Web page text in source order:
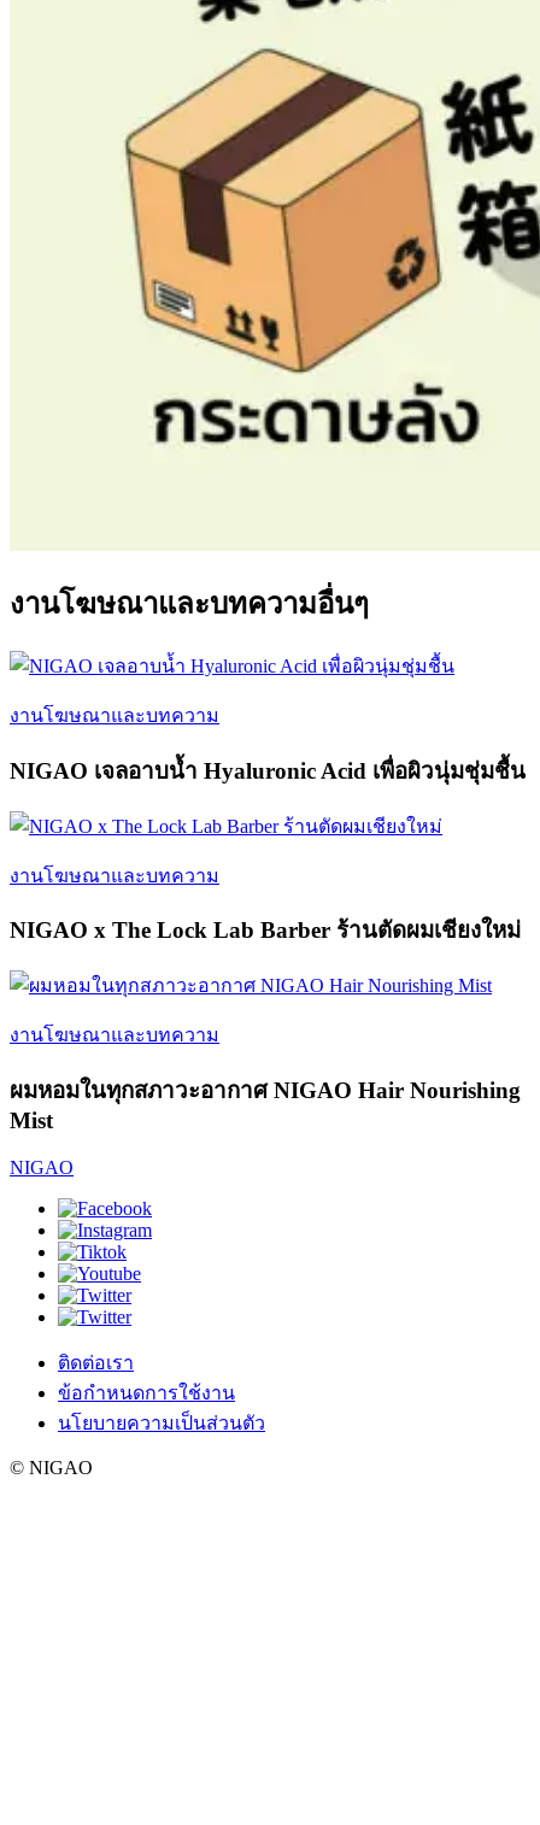
งานโฆษณาและบทความอื่นๆ
งานโฆษณาและบทความ
NIGAO เจลอาบน้ำ Hyaluronic Acid เพื่อผิวนุ่มชุ่มชื้น
งานโฆษณาและบทความ
NIGAO x The Lock Lab Barber ร้านตัดผมเชียงใหม่
งานโฆษณาและบทความ
ผมหอมในทุกสภาวะอากาศ NIGAO Hair Nourishing
Mist
NIGAO
ติดต่อเรา
ข้อกำหนดการใช้งาน
นโยบายความเป็นส่วนตัว
© NIGAO